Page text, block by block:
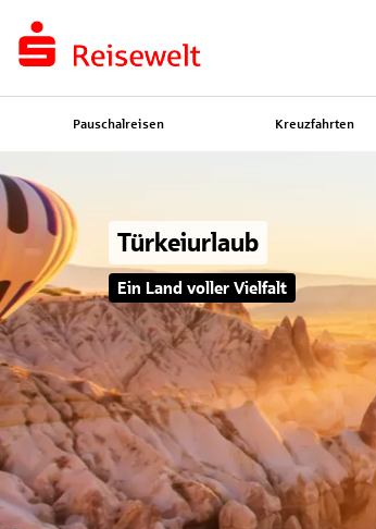
Pauschalreisen Kreuzfahrten
Türkeiurlaub
Ein Land voller Vielfalt